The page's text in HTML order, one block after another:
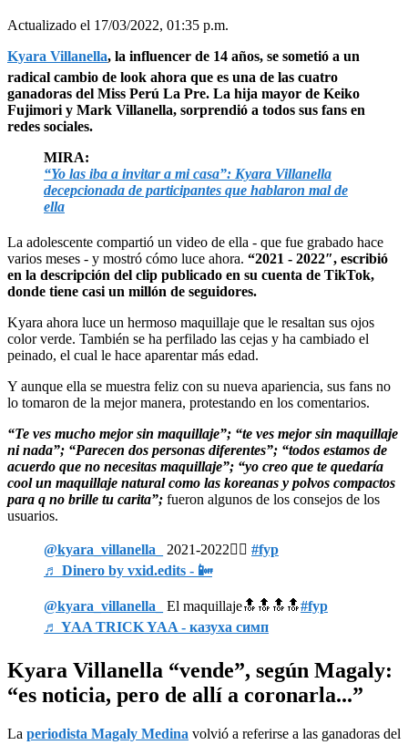
Actualizado el 17/03/2022, 01:35 p.m.
Kyara Villanella, la influencer de 14 años, se sometió a un
radical cambio de look ahora que es una de las cuatro
ganadoras del Miss Perú La Pre. La hija mayor de Keiko
Fujimori y Mark Villanella, sorprendió a todos sus fans en
redes sociales.
MIRA:
“Yo las iba a invitar a mi casa”: Kyara Villanella
decepcionada de participantes que hablaron mal de
ella
La adolescente compartió un video de ella - que fue grabado hace
varios meses - y mostró cómo luce ahora. “2021 - 2022″, escribió
en la descripción del clip publicado en su cuenta de TikTok,
donde tiene casi un millón de seguidores.
Kyara ahora luce un hermoso maquillaje que le resaltan sus ojos
color verde. También se ha perfilado las cejas y ha cambiado el
peinado, el cual le hace aparentar más edad.
Y aunque ella se muestra feliz con su nueva apariencia, sus fans no
lo tomaron de la mejor manera, protestando en los comentarios.
“Te ves mucho mejor sin maquillaje”; “te ves mejor sin maquillaje
ni nada”; “Parecen dos personas diferentes”; “todos estamos de
acuerdo que no necesitas maquillaje”; “yo creo que te quedaría
cool un maquillaje natural como las koreanas y polvos compactos
para q no brille tu carita”; fueron algunos de los consejos de los
usuarios.
@kyara_villanella_ 2021-2022😶‍🌫️ #fyp
♬ Dinero by vxid.edits - 📴
@kyara_villanella_ El maquillaje🔝🔝🔝🔝#fyp
♬ YAA TRICK YAA - казуха симп
Kyara Villanella “vende”, según Magaly:
“es noticia, pero de allí a coronarla...”
La periodista Magaly Medina volvió a referirse a las ganadoras del